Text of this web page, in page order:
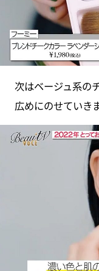
次はベージュ系の
広めにのせていき